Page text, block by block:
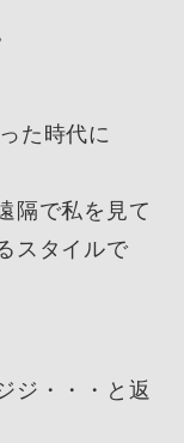
た時代に
隔で私を見て
スタイルで
ジ・・・と返